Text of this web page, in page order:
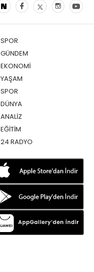
SPOR
GÜNDEM
EKONOMİ
YAŞAM
SPOR
DÜNYA
ANALİZ
EĞİTİM
24 RADYO